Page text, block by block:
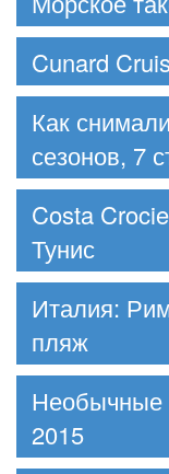
Cunard
Как
сезонов, 7
Costa
Тунис
Италия:
пляж
Необычные
2015